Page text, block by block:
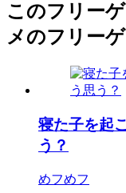
このフリー
メのフリー
寝た子を起
う？
めフめフ